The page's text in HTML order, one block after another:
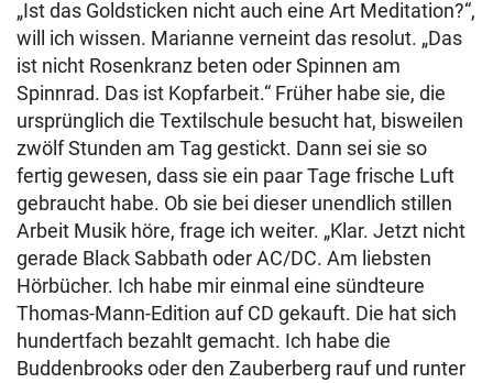
„Ist das Goldsticken nicht auch eine Art Meditation?“,
will ich wissen. Marianne verneint das resolut. „Das
ist nicht Rosenkranz beten oder Spinnen am
Spinnrad. Das ist Kopfarbeit.“ Früher habe sie, die
ursprünglich die Textilschule besucht hat, bisweilen
zwölf Stunden am Tag gestickt. Dann sei sie so
fertig gewesen, dass sie ein paar Tage frische Luft
gebraucht habe. Ob sie bei dieser unendlich stillen
Arbeit Musik höre, frage ich weiter. „Klar. Jetzt nicht
gerade Black Sabbath oder AC/DC. Am liebsten
Hörbücher. Ich habe mir einmal eine sündteure
Thomas-Mann-Edition auf CD gekauft. Die hat sich
hundertfach bezahlt gemacht. Ich habe die
Buddenbrooks oder den Zauberberg rauf und runter